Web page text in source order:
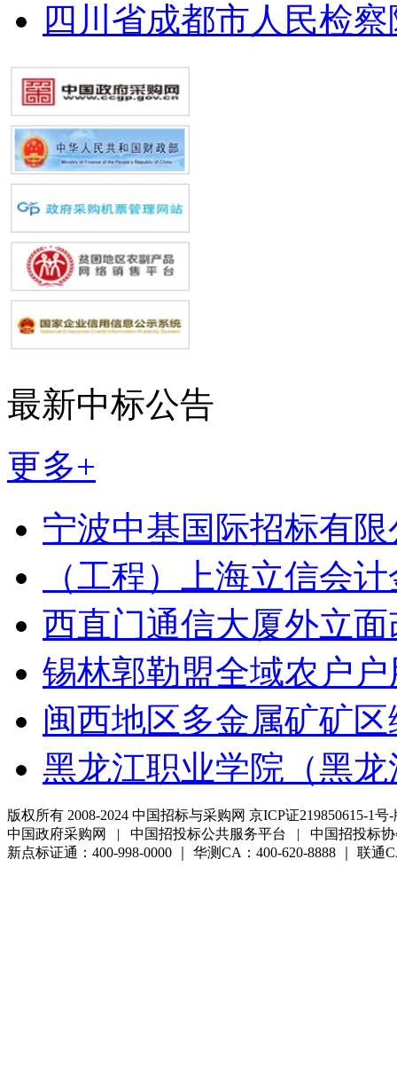
四川省成都市人民检察
最新中标公告
更多+
宁波中基国际招标有
（工程）上海立信会
西直门通信大厦外立
锡林郭勒盟全域农户
闽西地区多金属矿矿
黑龙江职业学院（黑
版权所有 2008-2024 中国招标与采购网 京ICP证219850615-1号
中国政府采购网 | 中国招投标公共服务平台 | 中国招投标
新点标证通：400-998-0000 ｜ 华测CA：400-620-8888 ｜ 联通